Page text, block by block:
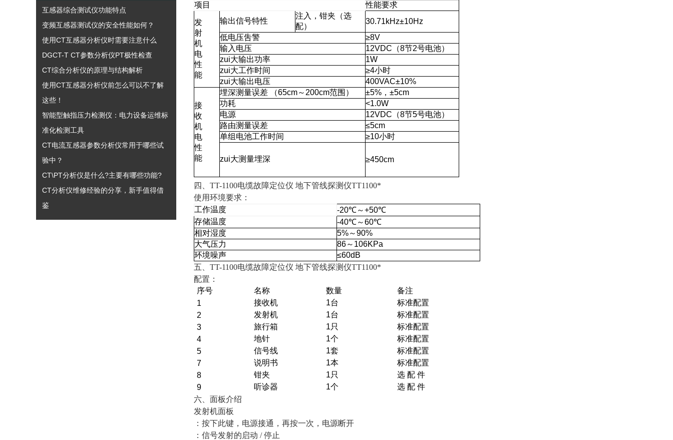
互感器综合测试仪功能特点
变频互感器测试仪的安全性能如何？
使用CT互感器分析仪时需要注意什么
DGCT-T CT参数分析仪PT极性检查
CT综合分析仪的原理与结构解析
使用CT互感器分析仪前怎么可以不了解
这些！
智能型触指压力检测仪：电力设备运维标
准化检测工具
CT电流互感器参数分析仪常用于哪些试
验中？
CT\PT分析仪是什么?主要有哪些功能?
CT分析仪维修经验的分享，新手值得借
鉴
项目
性能要求
发
射
机
电
性
能
输出信号特性
注入，钳夹（选
配）
30.71kHz±10Hz
低电压吿警
≥8V
输入电压
12VDC（8节2号电池）
zui大输出功率
1W
zui大工作时间
≥4小时
zui大输出电压
400VAC±10%
接
收
机
电
性
能
埋深测量误差 （65cm～200cm范围）
±5%，±5cm
功耗
<1.0W
电源
12VDC（8节5号电池）
路由测量误差
≤5cm
单组电池工作时间
≥10小时
zui大测量埋深 ≥450cm
四、TT-1100电缆故障定位仪 地下管线探测仪TT1100*
使用环境要求：
工作温度
-20℃～+50℃
存储温度
-40℃～60℃
相对湿度
5%～90%
大气压力
86～106KPa
环境噪声
≤60dB
五、TT-1100电缆故障定位仪 地下管线探测仪TT1100*
配置：
序号
名称 数量
备注
1
接收机 1台
标准配置
2
发射机 1台
标准配置
3
旅行箱 1只
标准配置
4
地针 1个
标准配置
5
信号线 1套
标准配置
7
说明书 1本
标准配置
8
钳夹 1只
选 配 件
9
听诊器 1个
选 配 件
六、面板介绍
发射机面板
：按下此键，电源接通，再按一次，电源断开
：信号发射的启动 / 停止